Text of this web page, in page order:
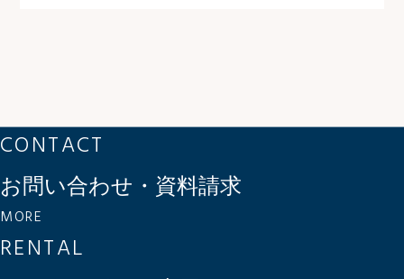
CONTACT
お問い合わせ・資料請求
MORE
RENTAL